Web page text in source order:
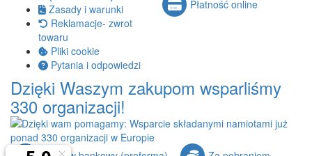
Zasady i warunki
Reklamacje- zwrot
towaru
Pliki cookie
Pytania i odpowiedzi
Dzięki Waszym zakupom wsparliśmy
330 organizacji!
Płatność online